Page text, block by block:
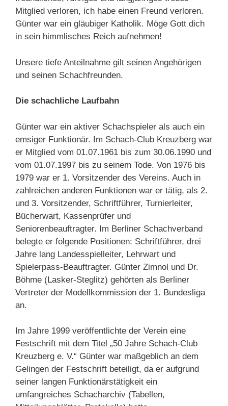
Mitglied verloren, ich habe einen Freund verloren.
Günter war ein gläubiger Katholik. Möge Gott dich
in sein himmlisches Reich aufnehmen!
Unsere tiefe Anteilnahme gilt seinen Angehörigen
und seinen Schachfreunden.
Die schachliche Laufbahn
Günter war ein aktiver Schachspieler als auch ein
emsiger Funktionär. Im Schach-Club Kreuzberg war
er Mitglied vom 01.07.1961 bis zum 30.06.1990 und
vom 01.07.1997 bis zu seinem Tode. Von 1976 bis
1979 war er 1. Vorsitzender des Vereins. Auch in
zahlreichen anderen Funktionen war er tätig, als 2.
und 3. Vorsitzender, Schriftführer, Turnierleiter,
Bücherwart, Kassenprüfer und
Seniorenbeauftragter. Im Berliner Schachverband
belegte er folgende Positionen: Schriftführer, drei
Jahre lang Landesspielleiter, Lehrwart und
Spielerpass-Beauftragter. Günter Zimnol und Dr.
Böhme (Lasker-Steglitz) gehörten als Berliner
Vertreter der Modellkommission der 1. Bundesliga
an.
Im Jahre 1999 veröffentlichte der Verein eine
Festschrift mit dem Titel „50 Jahre Schach-Club
Kreuzberg e. V.“ Günter war maßgeblich an dem
Gelingen der Festschrift beteiligt, da er aufgrund
seiner langen Funktionärstätigkeit ein
umfangreiches Schacharchiv (Tabellen,